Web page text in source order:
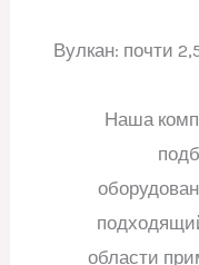
Вулкан: почти
Наша
области